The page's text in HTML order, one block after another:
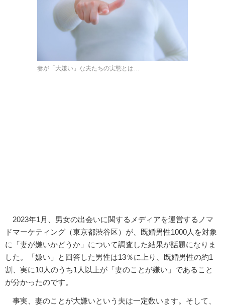
妻が「大嫌い」な夫たちの実態とは…
2023年1月、男女の出会いに関するメディアを運営するノマ
ドマーケティング（東京都渋谷区）が、既婚男性1000人を対象
に「妻が嫌いかどうか」について調査した結果が話題になりま
した。「嫌い」と回答した男性は13％に上り、既婚男性の約1
割、実に10人のうち1人以上が「妻のことが嫌い」であること
が分かったのです。
事実、妻のことが大嫌いという夫は一定数います。そして、